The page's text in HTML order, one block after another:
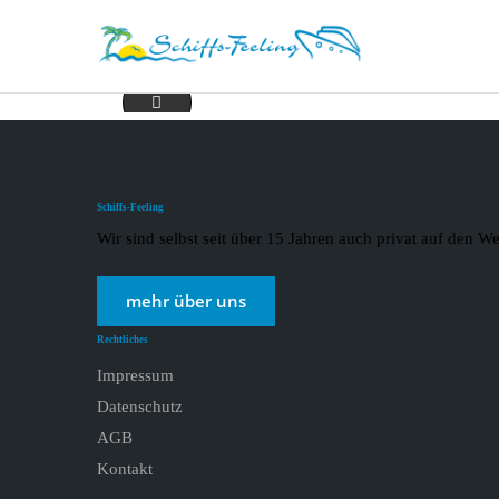
Diverse Flüsse 2021_page-0002
Schiffs-Feeling
Wir sind selbst seit über 15 Jahren auch privat auf den
mehr über uns
Rechtliches
Impressum
Datenschutz
AGB
Kontakt